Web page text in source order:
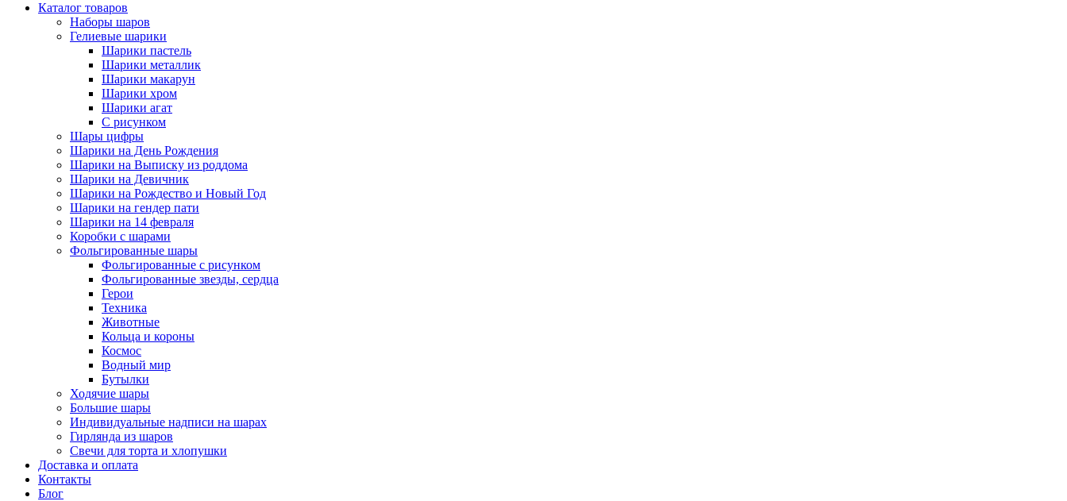
Каталог товаров
Наборы шаров
Гелиевые шарики
Шарики пастель
Шарики металлик
Шарики макарун
Шарики хром
Шарики агат
С рисунком
Шары цифры
Шарики на День Рождения
Шарики на Выписку из роддома
Шарики на Девичник
Шарики на Рождество и Новый Год
Шарики на гендер пати
Шарики на 14 февраля
Коробки с шарами
Фольгированные шары
Фольгированные с рисунком
Фольгированные звезды, сердца
Герои
Техника
Животные
Кольца и короны
Космос
Водный мир
Бутылки
Ходячие шары
Большие шары
Индивидуальные надписи на шарах
Гирлянда из шаров
Свечи для торта и хлопушки
Доставка и оплата
Контакты
Блог